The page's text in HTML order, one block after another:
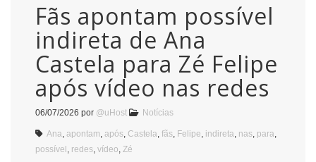
Fãs apontam possível
indireta de Ana
Castela para Zé Felipe
após vídeo nas redes
06/07/2026 por @uHost Notícias
Ana, apontam, após, Castela, fãs, Felipe, indireta, nas, para,
possível , redes, vídeo, Zé